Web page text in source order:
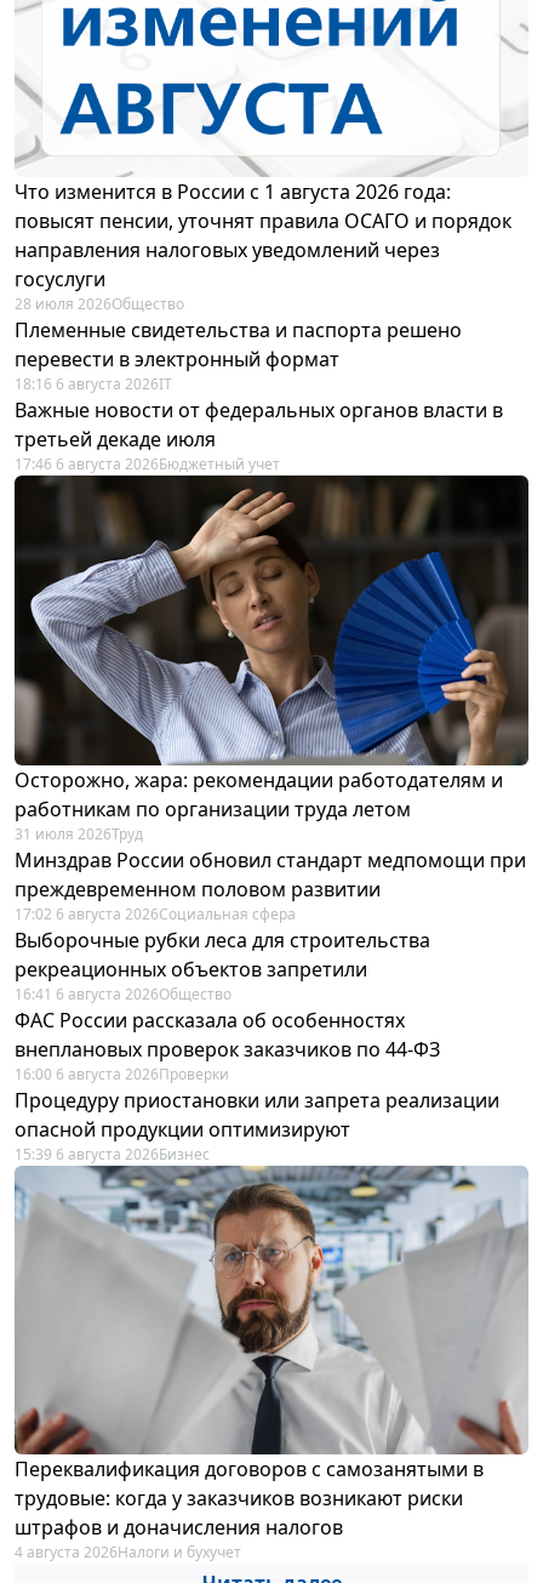
Что изменится в России с 1 августа 2026 года:
повысят пенсии, уточнят правила ОСАГО и порядок
направления налоговых уведомлений через
госуслуги
28 июля 2026Общество
Племенные свидетельства и паспорта решено
перевести в электронный формат
18:16 6 августа 2026IT
Важные новости от федеральных органов власти в
третьей декаде июля
17:46 6 августа 2026Бюджетный учет
Осторожно, жара: рекомендации работодателям и
работникам по организации труда летом
31 июля 2026Труд
Минздрав России обновил стандарт медпомощи при
преждевременном половом развитии
17:02 6 августа 2026Социальная сфера
Выборочные рубки леса для строительства
рекреационных объектов запретили
16:41 6 августа 2026Общество
ФАС России рассказала об особенностях
внеплановых проверок заказчиков по 44-ФЗ
16:00 6 августа 2026Проверки
Процедуру приостановки или запрета реализации
опасной продукции оптимизируют
15:39 6 августа 2026Бизнес
Переквалификация договоров с самозанятыми в
трудовые: когда у заказчиков возникают риски
штрафов и доначисления налогов
4 августа 2026Налоги и бухучет